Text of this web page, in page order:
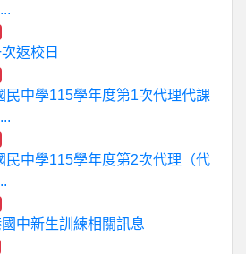
返校日
民中學115學年度第1次代理代課
民中學115學年度第2次代理（代
中新生訓練相關訊息